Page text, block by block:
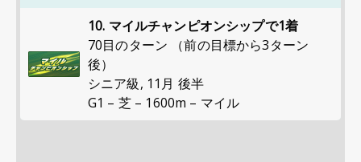
10. マイルチャンピオンシップで1着
70目のターン （前の目標から3ターン
後）
シニア級, 11月 後半
G1 – 芝 – 1600m – マイル